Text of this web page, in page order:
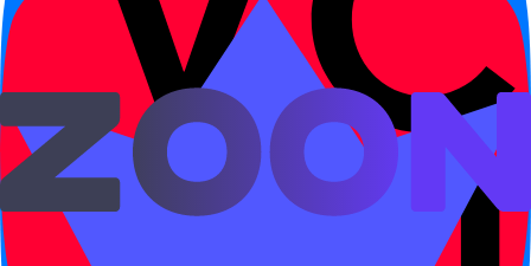
Исходная точка движения, времени или
последовательности с 从.
Открыть правило →
离
Расстояние от точки отсчёта и сравнение
расстояний с 离.
Открыть правило →